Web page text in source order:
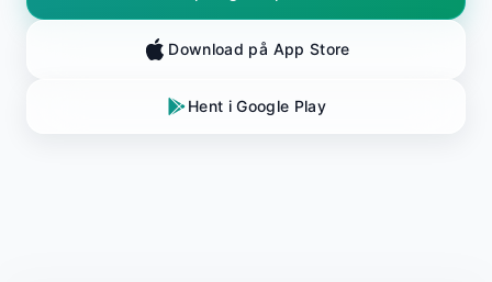
Download på App Store
Hent i Google Play